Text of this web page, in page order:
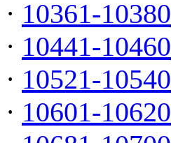
· 10361-10380
· 10441-10460
· 10521-10540
· 10601-10620